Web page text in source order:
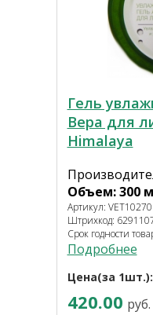
Гель
Вера для
Himalaya
Объем: 300
Артикул: VET10270
Штрихкод:
Срок годности
Подробнее
Цена(за 1шт.):
420.00 руб.